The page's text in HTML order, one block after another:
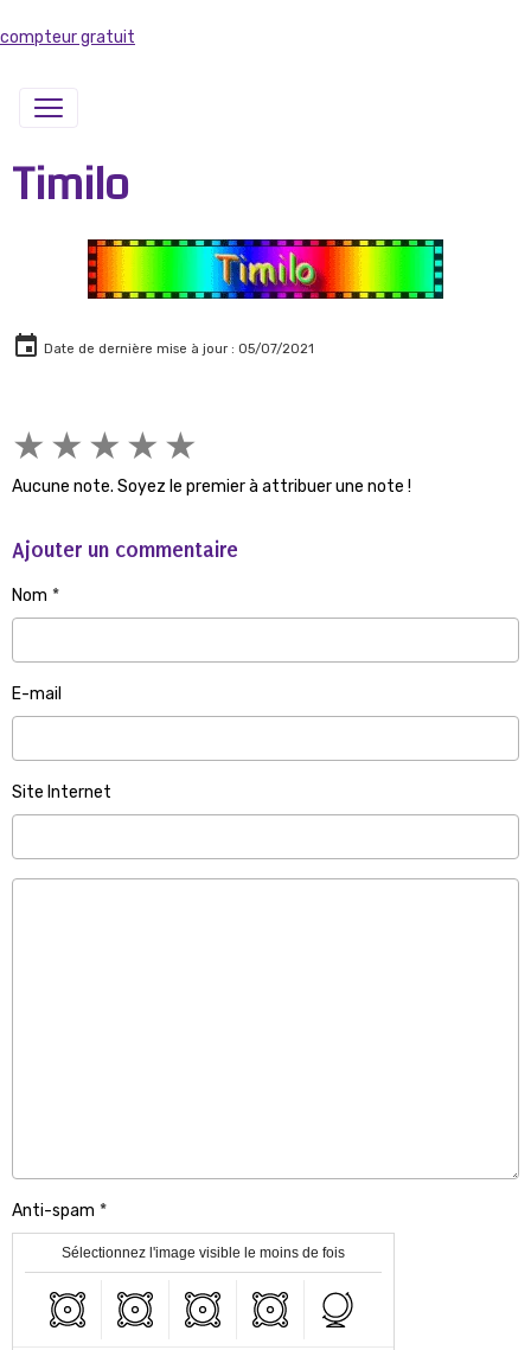
compteur gratuit
Timilo
Date de dernière mise à jour : 05/07/2021
★ ★ ★ ★ ★
Aucune note. Soyez le premier à attribuer une note !
Ajouter un commentaire
Nom
E-mail
Site Internet
Anti-spam
Sélectionnez l'image visible le moins de fois